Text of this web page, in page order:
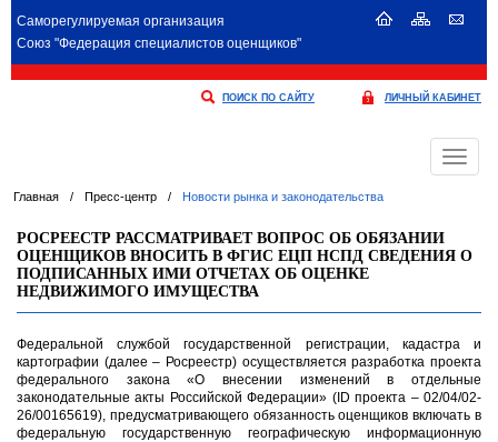
Саморегулируемая организация
Союз "Федерация специалистов оценщиков"
ПОИСК ПО САЙТУ ЛИЧНЫЙ КАБИНЕТ
Меню
Главная / Пресс-центр / Новости рынка и законодательства
РОСРЕЕСТР РАССМАТРИВАЕТ ВОПРОС ОБ ОБЯЗАНИИ
ОЦЕНЩИКОВ ВНОСИТЬ В ФГИС ЕЦП НСПД СВЕДЕНИЯ О
ПОДПИСАННЫХ ИМИ ОТЧЕТАХ ОБ ОЦЕНКЕ
НЕДВИЖИМОГО ИМУЩЕСТВА
Федеральной службой государственной регистрации, кадастра и
картографии (далее – Росреестр) осуществляется разработка проекта
федерального закона «О внесении изменений в отдельные
законодательные акты Российской Федерации» (ID проекта – 02/04/02-
26/00165619), предусматривающего обязанность оценщиков включать в
федеральную государственную географическую информационную